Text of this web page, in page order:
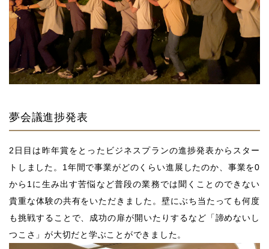
夢会議進捗発表
2日目は昨年賞をとったビジネスプランの進捗発表からスター
トしました。1年間で事業がどのくらい進展したのか、事業を0
から1に生み出す苦悩など普段の業務では聞くことのできない
貴重な体験の共有をいただきました。壁にぶち当たっても何度
も挑戦することで、成功の扉が開いたりするなど「諦めないし
つこさ」が大切だと学ぶことができました。